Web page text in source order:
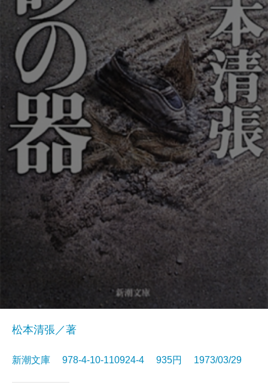
松本清張／著
新潮文庫 978-4-10-110924-4 935円 1973/03/29